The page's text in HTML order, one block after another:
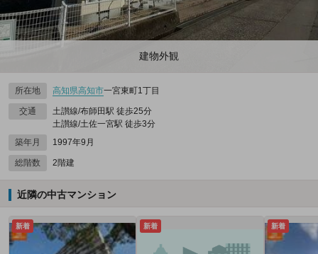
建物外観
所在地 高知県高知市一宮東町1丁目
交通
土讃線/布師田駅 徒歩25分
土讃線/土佐一宮駅 徒歩3分
築年月
1997年9月
総階数 2階建
近隣の中古マンション
新着 新着 新着